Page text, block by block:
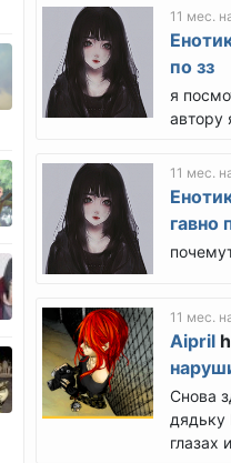
11 мес.
по зз
я
автору
11 мес.
гавно
11 мес.
Aipril
Снова
дядьку
глазах